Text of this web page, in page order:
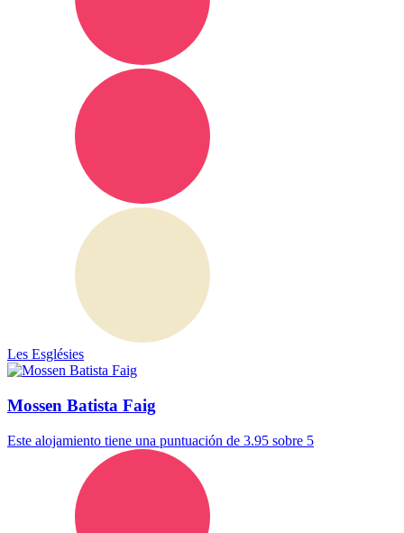
Les Esglésies
Mossen Batista Faig
Este alojamiento tiene una puntuación de 3.95 sobre 5